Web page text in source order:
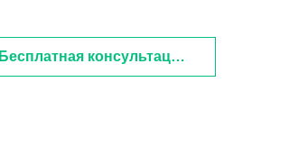
Бесплатная консультация